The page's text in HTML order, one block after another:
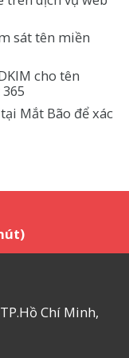
sát tên miền
cho tên
Mắt Bão để xác
Chí Minh,